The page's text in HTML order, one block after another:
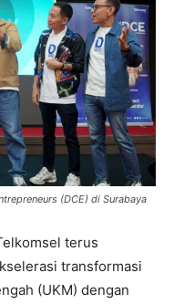
(DCE) di Surabaya
terus
transformasi
(UKM) dengan